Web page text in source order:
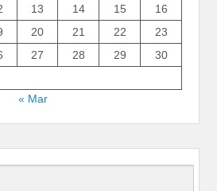
13 14 15
16
20 21 22
23
27 28 29
30
« Mar